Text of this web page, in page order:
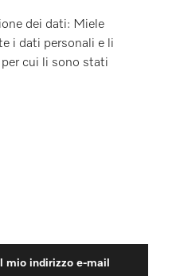
dei dati: Miele
i dati personali e li
cui li sono stati